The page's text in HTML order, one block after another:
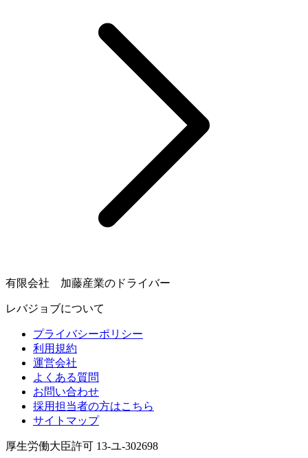
有限会社 加藤産業のドライバー
レバジョブについて
プライバシーポリシー
利用規約
運営会社
よくある質問
お問い合わせ
採用担当者の方はこちら
サイトマップ
厚生労働大臣許可 13-ユ-302698